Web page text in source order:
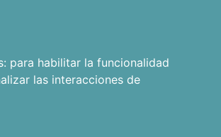
para habilitar la funcionalidad
las interacciones de